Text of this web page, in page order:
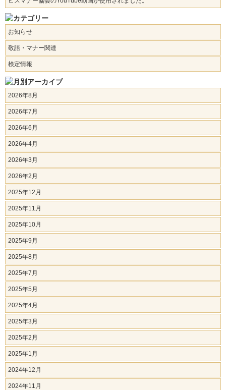
お知らせ
敬語・マナー関連
検定情報
2026年8月
2026年7月
2026年6月
2026年4月
2026年3月
2026年2月
2025年12月
2025年11月
2025年10月
2025年9月
2025年8月
2025年7月
2025年5月
2025年4月
2025年3月
2025年2月
2025年1月
2024年12月
2024年11月